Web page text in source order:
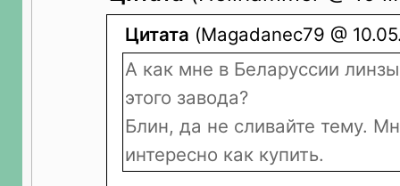
Цитата (Magadanec79 @
А как мне в Беларуссии
этого завода?
Блин, да не сливайте тему.
интересно как купить.